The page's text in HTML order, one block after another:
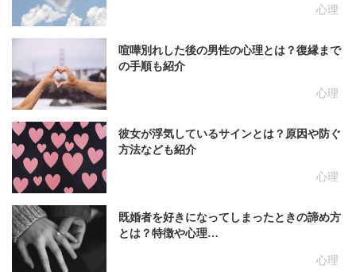
心理
心理
喧嘩別れした後の男性の心理とは？復縁まで
の手順も紹介
心理
彼女が浮気しているサインとは？原因や防ぐ
方法なども紹介
心理
既婚者を好きになってしまったときの諦め方
とは？特徴や心理…